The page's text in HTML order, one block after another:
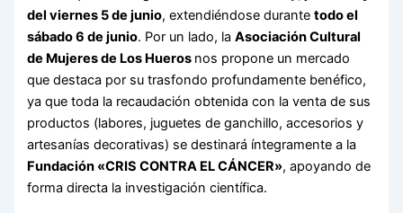
del viernes 5 de junio, extendiéndose durantetodo el
sábado 6 de junio. Por un lado, laAsociación Cultural
de Mujeres de Los Hueros nos propone un mercado
que destaca por su trasfondo profundamente benéfico,
ya que toda la recaudación obtenida con la venta de sus
productos (labores, juguetes de ganchillo, accesorios y
artesanías decorativas) se destinará íntegramente a la
Fundación «CRIS CONTRA EL CÁNCER», apoyando de
forma directa la investigación científica.